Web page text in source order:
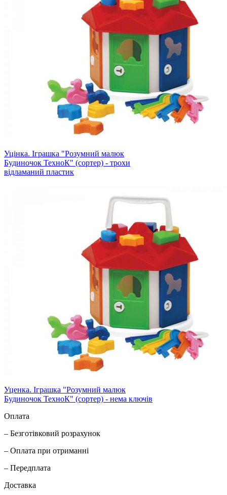
Уцінка. Іграшка "Розумний малюк
Будиночок ТехноК" (сортер) - трохи
відламаний пластик
Уценка. Іграшка "Розумний малюк
Будиночок ТехноК" (сортер) - нема ключів
Оплата
– Безготівковий розрахунок
– Оплата при отриманні
– Передплата
Доставка